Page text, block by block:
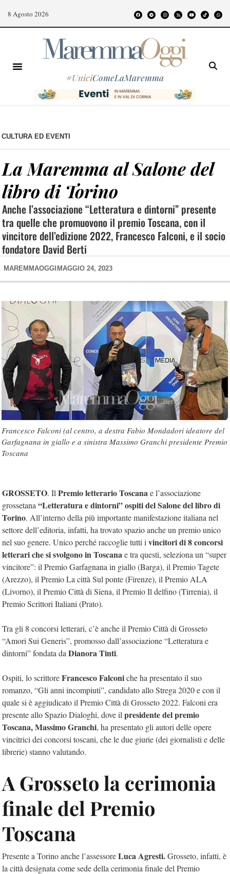
8 Agosto 2026
#UniciComeLaMaremma
CULTURA ED EVENTI
La Maremma al Salone del
libro di Torino
Anche l’associazione “Letteratura e dintorni” presente
tra quelle che promuovono il premio Toscana, con il
vincitore dell’edizione 2022, Francesco Falconi, e il socio
fondatore David Berti
MAREMMAOGGI MAGGIO 24, 2023
Francesco Falconi (al centro, a destra Fabio Mondadori ideatore del
Garfagnana in giallo e a sinistra Massimo Granchi presidente Premio
Toscana
GROSSETO. Il Premio letterario Toscanae l’associazione
grossetana “Letteratura e dintorni” ospiti del Salone del libro di
Torino. All’interno della più importante manifestazione italiana nel
settore dell’editoria, infatti, ha trovato spazio anche un premio unico
nel suo genere. Unico perché raccoglie tutti i vincitori di 8 concorsi
letterari che si svolgono in Toscanae tra questi, seleziona un “super
vincitore”: il Premio Garfagnana in giallo (Barga), il Premio Tagete
(Arezzo), il Premio La città Sul ponte (Firenze), il Premio ALA
(Livorno), il Premio Città di Siena, il Premio Il delfino (Tirrenia), il
Premio Scrittori Italiani (Prato).
Tra gli 8 concorsi letterari, c’è anche il Premio Città di Grosseto
“Amori Sui Generis”, promosso dall’associazione “Letteratura e
dintorni” fondata da Dianora Tinti.
Ospiti, lo scrittoreFrancesco Falconiche ha presentato il suo
romanzo, “Gli anni incompiuti”, candidato allo Strega 2020 e con il
quale si è aggiudicato il Premio Città di Grosseto 2022. Falconi era
presenteallo Spazio Dialoghi, dove il presidente del premio
Toscana, Massimo Granchi, ha presentato gli autori delle opere
vincitrici dei concorsi toscani, che le due giurie (dei giornalisti e delle
librerie) stanno valutando.
A Grosseto la cerimonia
finale del Premio
Toscana
Presente a Torino anche l’assessoreLuca Agresti.Grosseto, infatti, è
la città designata come sede della cerimonia finale del Premio